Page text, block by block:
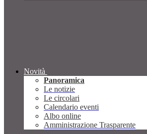
Novità
Panoramica
Le notizie
Le circolari
Calendario eventi
Albo online
Amministrazione Trasparente